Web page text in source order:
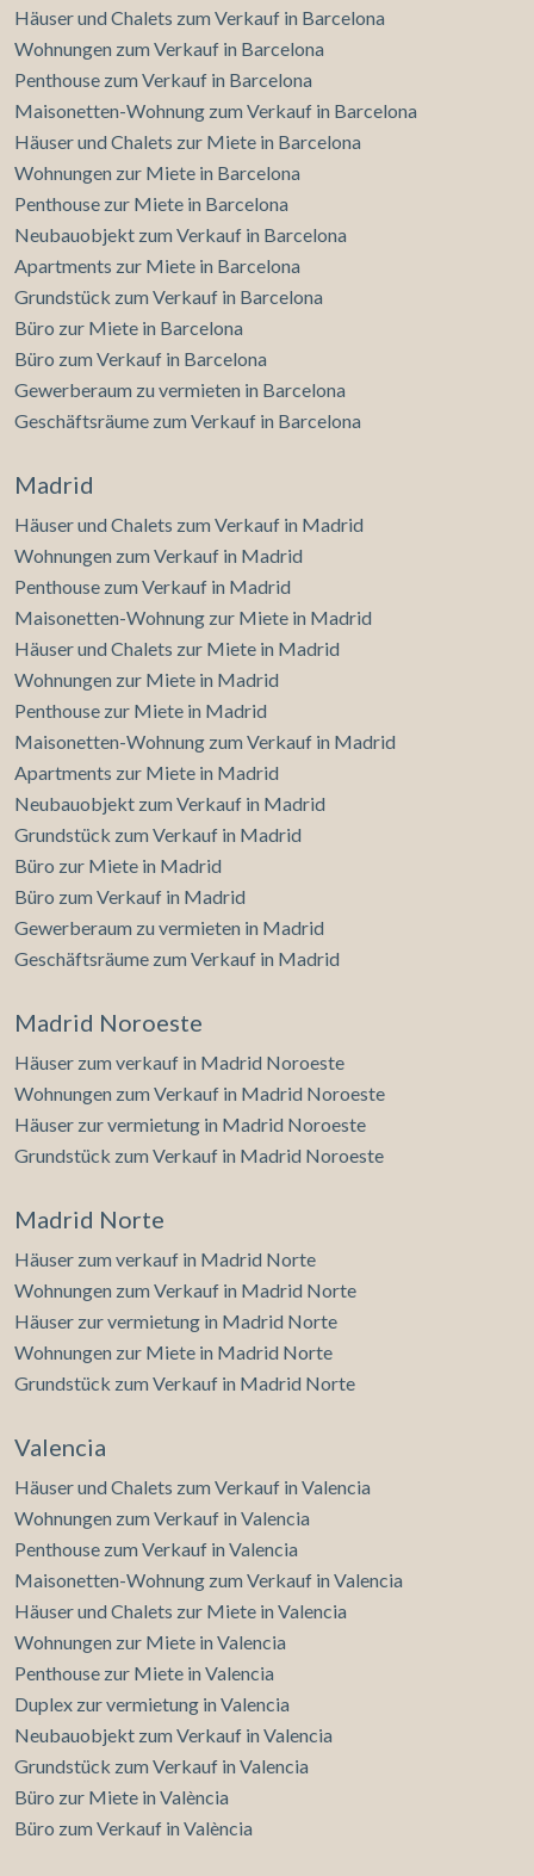
Häuser und Chalets zum Verkauf in Barcelona
Wohnungen zum Verkauf in Barcelona
Penthouse zum Verkauf in Barcelona
Maisonetten-Wohnung zum Verkauf in Barcelona
Häuser und Chalets zur Miete in Barcelona
Wohnungen zur Miete in Barcelona
Penthouse zur Miete in Barcelona
Neubauobjekt zum Verkauf in Barcelona
Apartments zur Miete in Barcelona
Grundstück zum Verkauf in Barcelona
Büro zur Miete in Barcelona
Büro zum Verkauf in Barcelona
Gewerberaum zu vermieten in Barcelona
Geschäftsräume zum Verkauf in Barcelona
Madrid
Häuser und Chalets zum Verkauf in Madrid
Wohnungen zum Verkauf in Madrid
Penthouse zum Verkauf in Madrid
Maisonetten-Wohnung zur Miete in Madrid
Häuser und Chalets zur Miete in Madrid
Wohnungen zur Miete in Madrid
Penthouse zur Miete in Madrid
Maisonetten-Wohnung zum Verkauf in Madrid
Apartments zur Miete in Madrid
Neubauobjekt zum Verkauf in Madrid
Grundstück zum Verkauf in Madrid
Büro zur Miete in Madrid
Büro zum Verkauf in Madrid
Gewerberaum zu vermieten in Madrid
Geschäftsräume zum Verkauf in Madrid
Madrid Noroeste
Häuser zum verkauf in Madrid Noroeste
Wohnungen zum Verkauf in Madrid Noroeste
Häuser zur vermietung in Madrid Noroeste
Grundstück zum Verkauf in Madrid Noroeste
Madrid Norte
Häuser zum verkauf in Madrid Norte
Wohnungen zum Verkauf in Madrid Norte
Häuser zur vermietung in Madrid Norte
Wohnungen zur Miete in Madrid Norte
Grundstück zum Verkauf in Madrid Norte
Valencia
Häuser und Chalets zum Verkauf in Valencia
Wohnungen zum Verkauf in Valencia
Penthouse zum Verkauf in Valencia
Maisonetten-Wohnung zum Verkauf in Valencia
Häuser und Chalets zur Miete in Valencia
Wohnungen zur Miete in Valencia
Penthouse zur Miete in Valencia
Duplex zur vermietung in Valencia
Neubauobjekt zum Verkauf in Valencia
Grundstück zum Verkauf in Valencia
Büro zur Miete in València
Büro zum Verkauf in València